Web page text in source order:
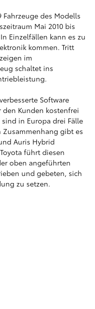
Fahrzeuge des Modells
Mai 2010 bis
Einzelfällen kann es zu
kommen. Tritt
im
schaltet ins
Software
Kunden kostenfrei
in Europa drei Fälle
gibt es
Auris Hybrid
führt diesen
oben angeführten
und gebeten, sich
zu setzen.